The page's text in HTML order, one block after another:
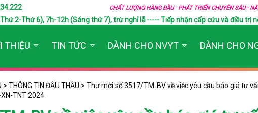
CHẤT LƯỢNG HÀNG ĐẦU - PHÁT TRIỂN CHUYÊN SÂU -
2-Thứ 6), 7h-12h (Sáng thứ 7), trừ nghỉ lễ ----- Tiếp nhận cấp cứu và điều trị
THIỆU TIN TỨC DÀNH CHO NVYT DÀNH CHO
> THÔNG TIN ĐẤU THẦU > Thư mời số 3517/TM-BV về việc yêu cầu báo giá tư
TNT 2024